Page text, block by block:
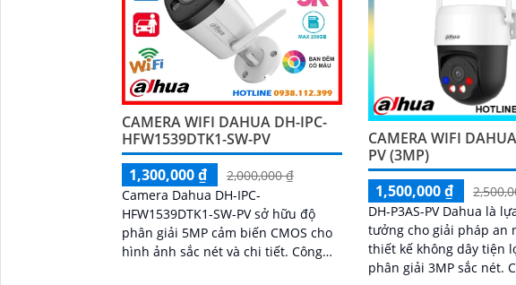
CAMERA WIFI DAHUA DH-IPC-
HFW1539DTK1-SW-PV
1,300,000 ₫
2,000,000 ₫
Camera Dahua DH-IPC-
HFW1539DTK1-SW-PV sở hữu độ
phân giải 5MP cảm biến CMOS cho
hình ảnh sắc nét và chi tiết. Công
CAMERA WIFI
PV (3MP)
1,500,000 ₫
DH-P3AS-PV Dahua là
tưởng cho giải pháp an
thiết kế không dây tiện
phân giải 3MP sắc nét. Camera nổi